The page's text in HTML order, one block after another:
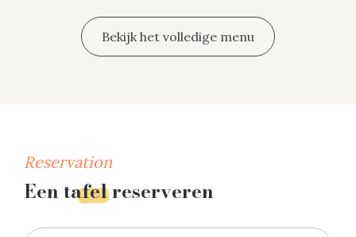
Bekijk het volledige menu
Reservation
Een tafel reserveren